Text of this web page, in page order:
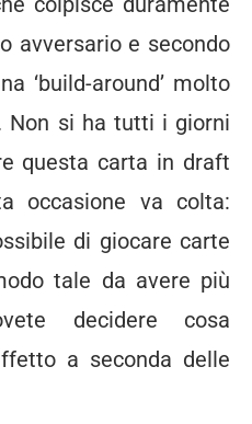
avversario e secondo
‘build-around’ molto
Non si ha tutti i giorni
questa carta in draft
occasione va colta:
di giocare carte
tale da avere più
decidere cosa
a seconda delle